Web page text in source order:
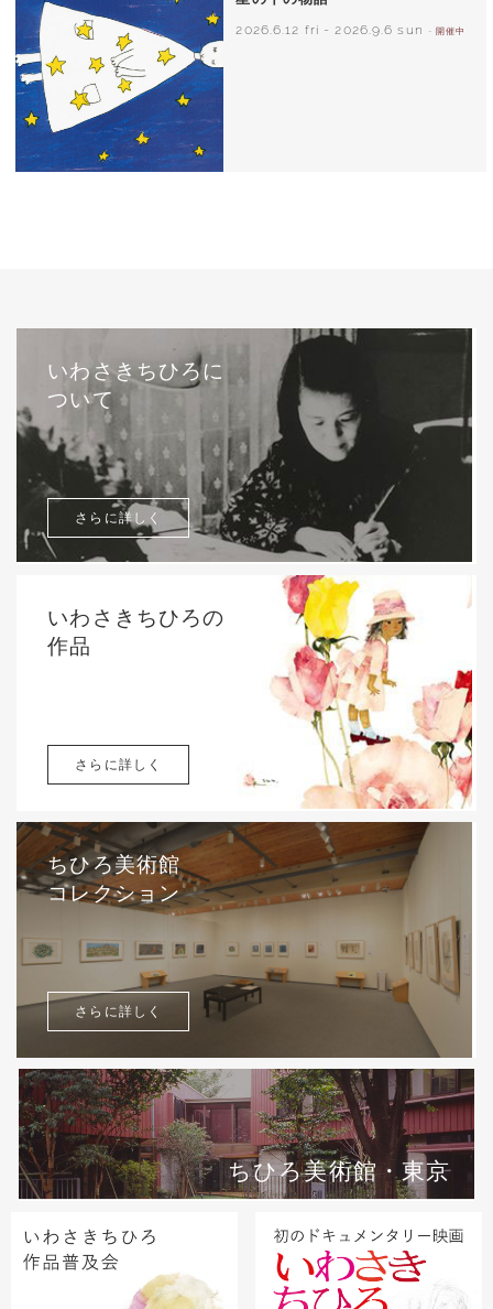
2026.6.12 fri -2026.9.6 sun - 開催中
いわさきちひろに
ついて
さらに詳しく
いわさきちひろの
作品
さらに詳しく
ちひろ美術館
コレクション
さらに詳しく
ちひろ美術館・東京